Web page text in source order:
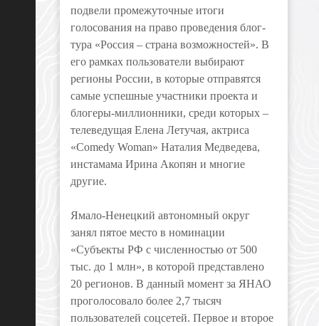
подвели промежуточные итоги
голосования на право проведения блог-
тура «Россия – страна возможностей». В
его рамках пользователи выбирают
регионы России, в которые отправятся
самые успешные участники проекта и
блогеры-миллионники, среди которых –
телеведущая Елена Летучая, актриса
«Comedy Woman» Наталия Медведева,
инстамама Ирина Акопян и многие
другие.
Ямало-Ненецкий автономный округ
занял пятое место в номинации
«Субъекты РФ с численностью от 500
тыс. до 1 млн», в которой представлено
20 регионов. В данный момент за ЯНАО
проголосовало более 2,7 тысяч
пользователей соцсетей. Первое и второе